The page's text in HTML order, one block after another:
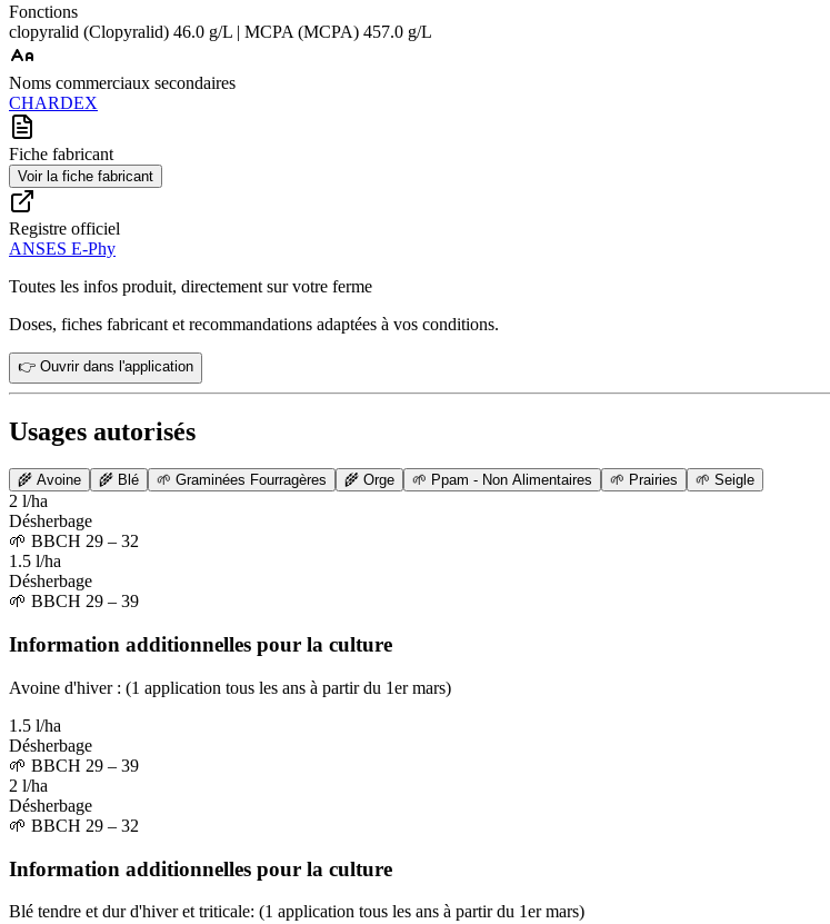
Fonctions
clopyralid (Clopyralid) 46.0 g/L | MCPA (MCPA) 457.0 g/L
Noms commerciaux secondaires
CHARDEX
Fiche fabricant
Voir la fiche fabricant
Registre officiel
ANSES E-Phy
Toutes les infos produit, directement sur votre ferme
Doses, fiches fabricant et recommandations adaptées à vos conditions.
👉 Ouvrir dans l'application
Usages autorisés
🌾 Avoine 🌾 Blé 🌱 Graminées Fourragères 🌾 Orge 🌱 Ppam - Non Alimentaires 🌱 Prairies 🌱 Seigle
2 l/ha
Désherbage
🌱 BBCH 29 – 32
1.5 l/ha
Désherbage
🌱 BBCH 29 – 39
Information additionnelles pour la culture
Avoine d'hiver : (1 application tous les ans à partir du 1er mars)
1.5 l/ha
Désherbage
🌱 BBCH 29 – 39
2 l/ha
Désherbage
🌱 BBCH 29 – 32
Information additionnelles pour la culture
Blé tendre et dur d'hiver et triticale: (1 application tous les ans à partir du 1er mars)